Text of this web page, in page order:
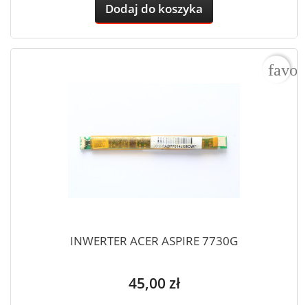
Dodaj do koszyka
INWERTER ACER ASPIRE 7730G
Cena
45,00 zł